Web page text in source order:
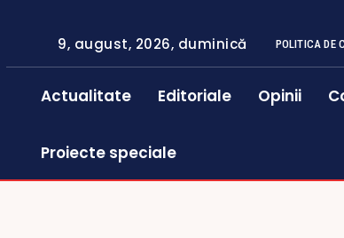
9, august, 2026, duminică POLITICA DE
Actualitate Editoriale Opinii
Proiecte speciale